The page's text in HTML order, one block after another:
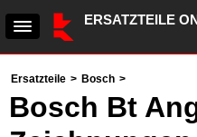
ERSATZTEILE
Ersatzteile > Bosch >
Bosch Bt